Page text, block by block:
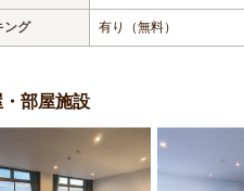
ング 有り（無料）
部屋施設